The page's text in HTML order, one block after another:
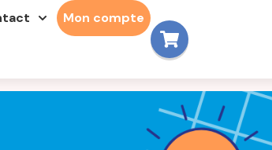
Mon compte